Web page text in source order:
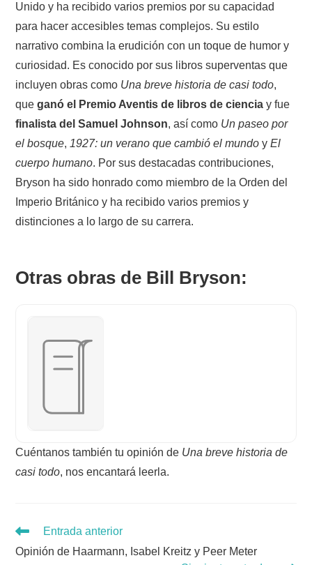
Unido y ha recibido varios premios por su capacidad
para hacer accesibles temas complejos. Su estilo
narrativo combina la erudición con un toque de humor y
curiosidad. Es conocido por sus libros superventas que
incluyen obras como Una breve historia de casi todo,
queganó el Premio Aventis de libros de ciencia y fue
finalista del Samuel Johnson, así como Un paseo por
el bosque, 1927: un verano que cambió el mundo yEl
cuerpo humano. Por sus destacadas contribuciones,
Bryson ha sido honrado como miembro de la Orden del
Imperio Británico y ha recibido varios premios y
distinciones a lo largo de su carrera.
Otras obras de Bill Bryson:
Cuéntanos también tu opinión de Una breve historia de
casi todo, nos encantará leerla.
Leer
artículos
Entrada anterior
Opinión de Haarmann, Isabel Kreitz y Peer Meter